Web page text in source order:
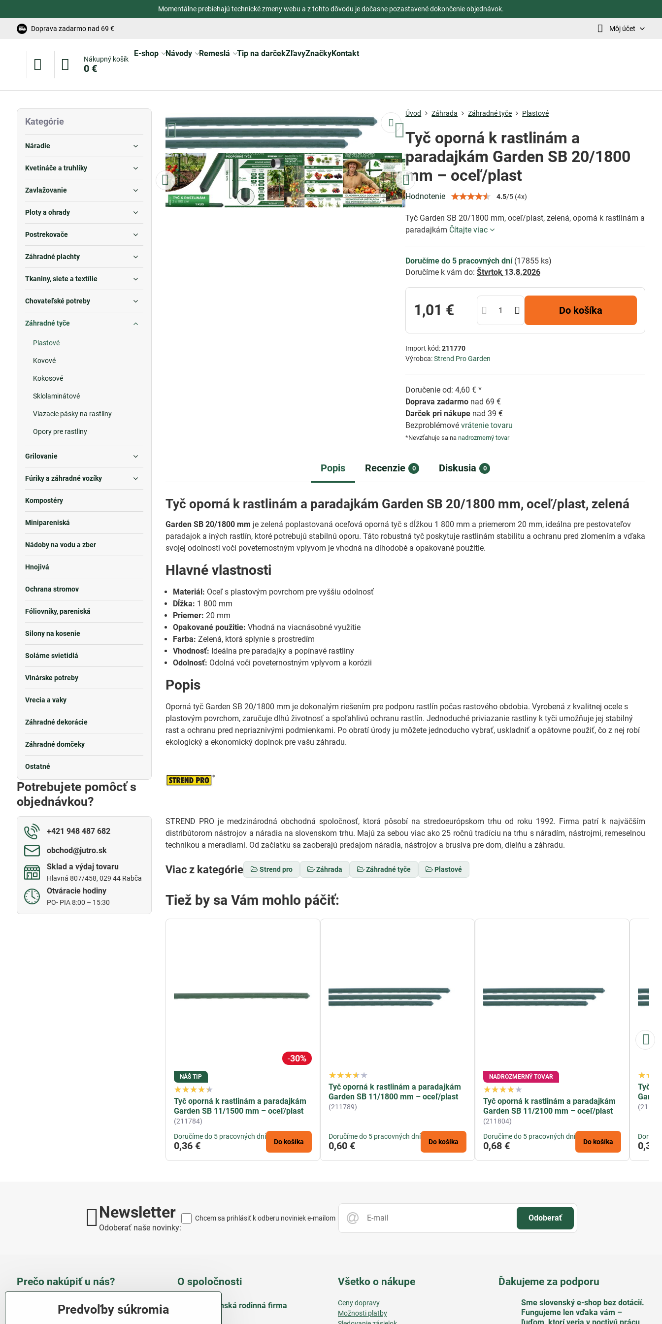
Momentálne prebiehajú technické zmeny webu a z tohto dôvodu je dočasne pozastavené dokončenie objednávok.
Doprava zadarmo nad 69 € Môj účet
Nákupný košík
0 €
E-shop Návody Remeslá Tip na darčekZľavyZnačkyKontakt
Úvod Záhrada Záhradné tyče Plastové
Tyč oporná k rastlinám a
paradajkám Garden SB 20/1800
mm – oceľ/plast
Hodnotenie 4.5/5 (4x)
Tyč Garden SB 20/1800 mm, oceľ/plast, zelená, oporná k rastlinám a
paradajkám Čítajte viac
Doručíme do 5 pracovných dní (17855 ks)
Doručíme k vám do:Štvrtok 13.8.2026
1,01 € Do košíka
Import kód:211770
Výrobca:Strend Pro Garden
Doručenie od: 4,60 € *
Doprava zadarmo nad 69 €
Darček pri nákupe nad 39 €
Bezproblémovévrátenie tovaru
*Nevzťahuje sa nanadrozmerný tovar
Popis Recenzie 0 Diskusia 0
Tyč oporná k rastlinám a paradajkám Garden SB 20/1800 mm, oceľ/plast, zelená
Garden SB 20/1800 mm je zelená poplastovaná oceľová oporná tyč s dĺžkou 1 800 mm a priemerom 20 mm, ideálna pre pestovateľov
paradajok a iných rastlín, ktoré potrebujú stabilnú oporu. Táto robustná tyč poskytuje rastlinám stabilitu a ochranu pred zlomením a vďaka
svojej odolnosti voči poveternostným vplyvom je vhodná na dlhodobé a opakované použitie.
Hlavné vlastnosti
Materiál: Oceľ s plastovým povrchom pre vyššiu odolnosť
Dĺžka: 1 800 mm
Priemer: 20 mm
Opakované použitie: Vhodná na viacnásobné využitie
Farba: Zelená, ktorá splynie s prostredím
Vhodnosť: Ideálna pre paradajky a popínavé rastliny
Odolnosť: Odolná voči poveternostným vplyvom a korózii
Popis
Oporná tyč Garden SB 20/1800 mm je dokonalým riešením pre podporu rastlín počas rastového obdobia. Vyrobená z kvalitnej ocele s
plastovým povrchom, zaručuje dlhú životnosť a spoľahlivú ochranu rastlín. Jednoduché priviazanie rastliny k tyči umožňuje jej stabilný
rast a ochranu pred nepriaznivými podmienkami. Po obratí úrody ju môžete jednoducho vybrať, uskladniť a opätovne použiť, čo z nej robí
ekologický a ekonomický doplnok pre vašu záhradu.
STREND PRO je medzinárodná obchodná spoločnosť, ktorá pôsobí na stredoeurópskom trhu od roku 1992. Firma patrí k najväčším
distribútorom nástrojov a náradia na slovenskom trhu. Majú za sebou viac ako 25 ročnú tradíciu na trhu s náradím, nástrojmi, remeselnou
technikou a meradlami. Od začiatku sa zaoberajú predajom náradia, nástrojov a brusiva pre dom, dielňu a záhradu.
Viac z kategórie Strend pro Záhrada Záhradné tyče Plastové
Tiež by sa Vám mohlo páčiť:
30%
NÁŠ TIP
Tyč oporná k rastlinám a paradajkám
Garden SB 11/1500 mm – oceľ/plast
(211784)
Doručíme do 5 pracovných dní
0,36 € Do košíka
Tyč oporná k rastlinám a paradajkám
Garden SB 11/1800 mm – oceľ/plast
(211789)
Doručíme do 5 pracovných dní
0,60 € Do košíka
NADROZMERNÝ TOVAR
Tyč oporná k rastlinám a paradajkám
Garden SB 11/2100 mm – oceľ/plast
(211804)
Doručíme do 5 pracovných dní
0,68 € Do košíka
Tyč
0,35
Kategórie
Náradie
Kvetináče a truhlíky
Zavlažovanie
Ploty a ohrady
Postrekovače
Záhradné plachty
Tkaniny, siete a textílie
Chovateľské potreby
Záhradné tyče
Plastové
Kovové
Kokosové
Sklolaminátové
Viazacie pásky na rastliny
Opory pre rastliny
Grilovanie
Fúriky a záhradné vozíky
Kompostéry
Minipareniská
Nádoby na vodu a zber
Hnojivá
Ochrana stromov
Fóliovníky, pareniská
Silony na kosenie
Solárne svietidlá
Vinárske potreby
Vrecia a vaky
Záhradné dekorácie
Záhradné domčeky
Ostatné
Potrebujete pomôcť s
objednávkou?
+421 948 487 682
obchod​@jutro​.sk
Sklad a výdaj tovaru
Hlavná 807/458, 029 44 Rabča
Otváracie hodiny
PO- PIA 8:00 – 15:30
Newsletter
Odoberať naše novinky:
Odoberať
Chcem sa prihlásiť k odberu noviniek e-mailom
Prečo nakúpiť u nás?
Takmer 100 % spokojných
zákazníkov
O spoločnosti
Slovenská rodinná firma
Všetko o nákupe
Ceny dopravy
Možnosti platby
Ďakujeme za podporu
Sme slovenský e-shop bez dotácií​.
Fungujeme len vďaka vám –
Predvoľby súkromia